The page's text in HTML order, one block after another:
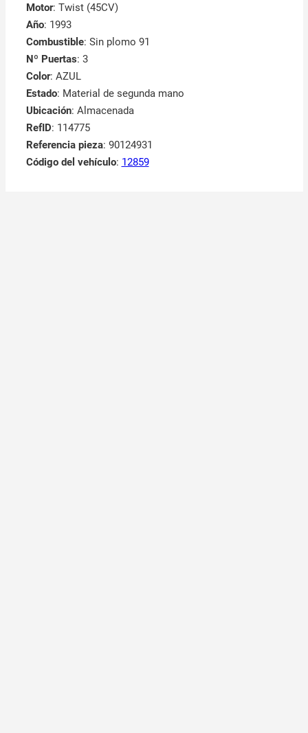
Motor: Twist (45CV)
Año: 1993
Combustible: Sin plomo 91
Nº Puertas: 3
Color: AZUL
Estado: Material de segunda mano
Ubicación: Almacenada
RefID: 114775
Referencia pieza: 90124931
Código del vehículo: 12859